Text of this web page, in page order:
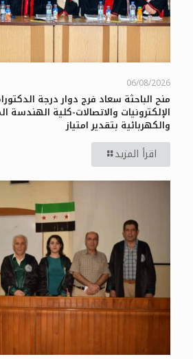
06/08/2026
منح الباحثة سعاد فرج دوار درجة
الإلكترونيات والاتصالات-كلية الهندسة
والكهربائية بتقدير امتياز
اقرأ المزيد